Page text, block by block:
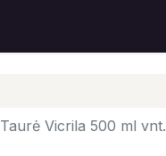
Taurė Vicrila 500 ml vnt.